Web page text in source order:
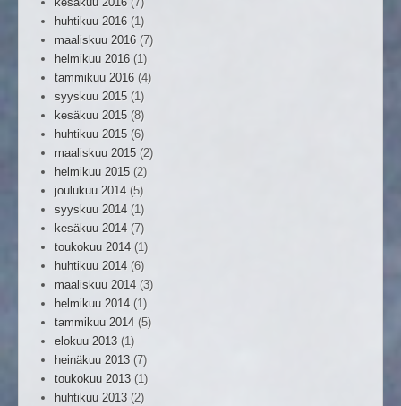
huhtikuu 2016 (1)
maaliskuu 2016 (7)
helmikuu 2016 (1)
tammikuu 2016 (4)
syyskuu 2015 (1)
kesäkuu 2015 (8)
huhtikuu 2015 (6)
maaliskuu 2015 (2)
helmikuu 2015 (2)
joulukuu 2014 (5)
syyskuu 2014 (1)
kesäkuu 2014 (7)
toukokuu 2014 (1)
huhtikuu 2014 (6)
maaliskuu 2014 (3)
helmikuu 2014 (1)
tammikuu 2014 (5)
elokuu 2013 (1)
heinäkuu 2013 (7)
toukokuu 2013 (1)
huhtikuu 2013 (2)